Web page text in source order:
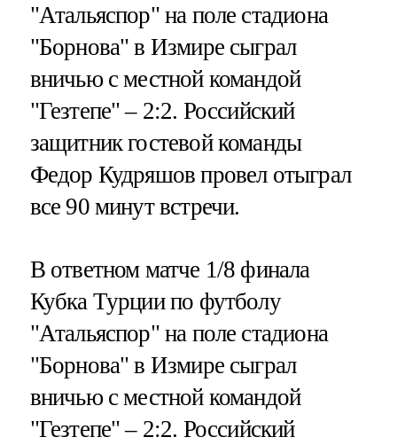
"Атальяспор" на поле стадиона
"Борнова" в Измире сыграл
вничью с местной командой
"Гезтепе" – 2:2. Российский
защитник гостевой команды
Федор Кудряшов провел отыграл
все 90 минут встречи.
В ответном матче 1/8 финала
Кубка Турции по футболу
"Атальяспор" на поле стадиона
"Борнова" в Измире сыграл
вничью с местной командой
"Гезтепе" – 2:2. Российский